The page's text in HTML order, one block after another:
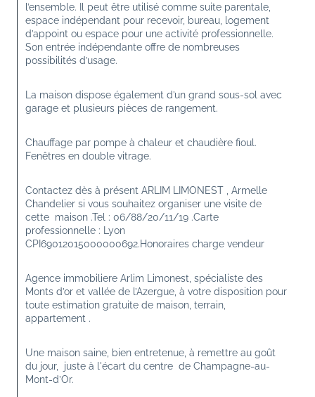
l’ensemble. Il peut être utilisé comme suite parentale,
espace indépendant pour recevoir, bureau, logement
d’appoint ou espace pour une activité professionnelle.
Son entrée indépendante offre de nombreuses
possibilités d’usage.
La maison dispose également d’un grand sous-sol avec
garage et plusieurs pièces de rangement.
Chauffage par pompe à chaleur et chaudière fioul.
Fenêtres en double vitrage.
Contactez dès à présent ARLIM LIMONEST , Armelle
Chandelier si vous souhaitez organiser une visite de
cette  maison .Tel : 06/88/20/11/19 .Carte
professionnelle : Lyon
CPI69012015000000692.Honoraires charge vendeur
Agence immobiliere Arlim Limonest, spécialiste des
Monts d’or et vallée de l’Azergue, à votre disposition pour
toute estimation gratuite de maison, terrain,
appartement .
Une maison saine, bien entretenue, à remettre au goût
du jour,  juste à l'écart du centre  de Champagne-au-
Mont-d’Or.